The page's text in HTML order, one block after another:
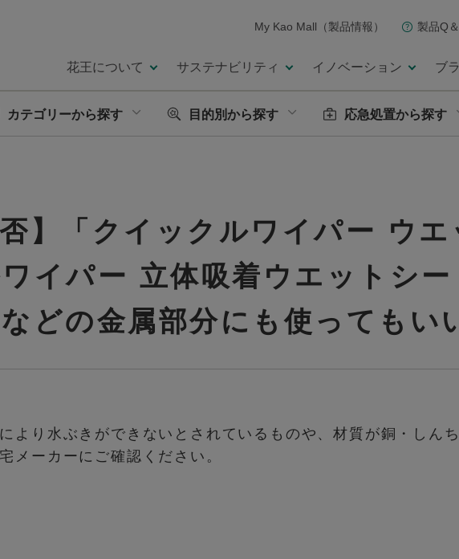
My Kao Mall（製品情報） 製品Q
花王について サステナビリティ イノベーション ブ
カテゴリーから探す 目的別から探す 応急処置から探す
否】「クイックルワイパー ウ
イパー 立体吸着ウエットシ
どの金属部分にも使ってもい
より水ぶきができないとされているものや、材質が銅・しん
メーカーにご確認ください。